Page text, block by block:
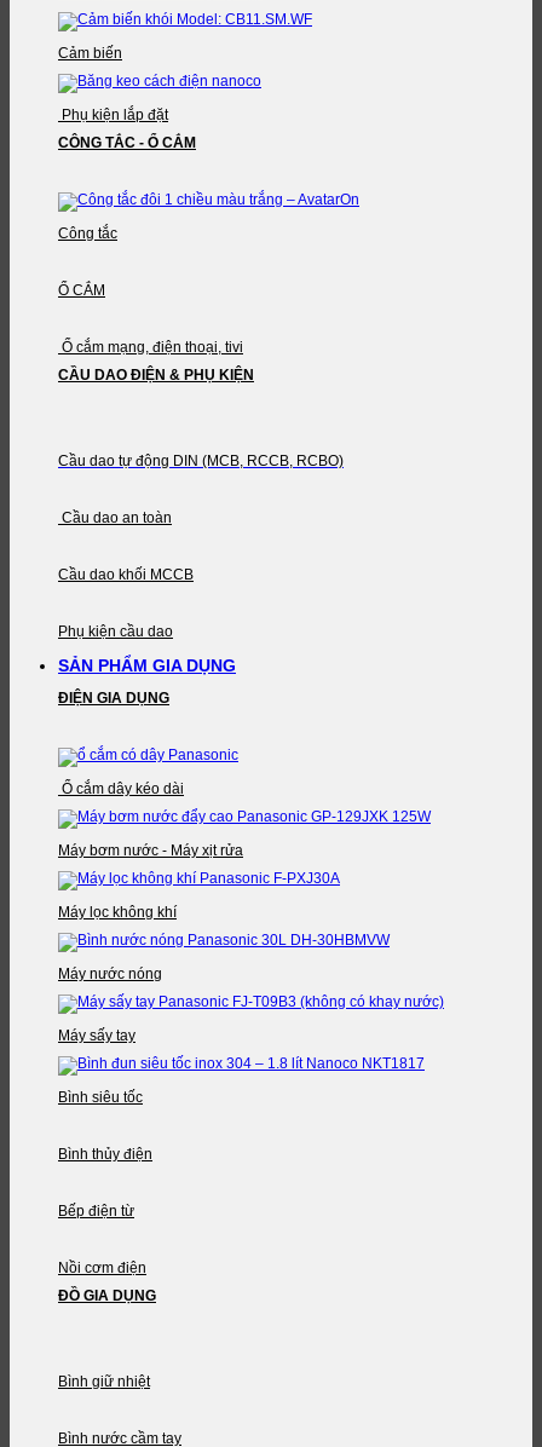
Cảm biến
Phụ kiện lắp đặt
CÔNG TẮC - Ổ CẮM
Công tắc
Ổ CẮM
Ổ cắm mạng, điện thoại, tivi
CẦU DAO ĐIỆN & PHỤ KIỆN
Cầu dao tự động DIN (MCB, RCCB, RCBO)
Cầu dao an toàn
Cầu dao khối MCCB
Phụ kiện cầu dao
SẢN PHẨM GIA DỤNG
ĐIỆN GIA DỤNG
Ổ cắm dây kéo dài
Máy bơm nước - Máy xịt rửa
Máy lọc không khí
Máy nước nóng
Máy sấy tay
Bình siêu tốc
Bình thủy điện
Bếp điện từ
Nồi cơm điện
ĐỒ GIA DỤNG
Bình giữ nhiệt
Bình nước cầm tay